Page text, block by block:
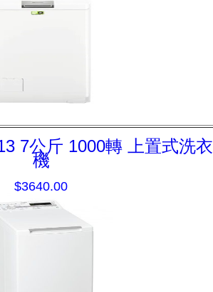
7公斤 1000轉 上置式洗衣
機
$3640.00